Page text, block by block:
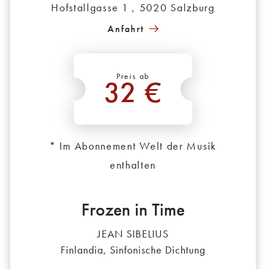
Hofstallgasse 1 , 5020 Salzburg
Anfahrt
Preis ab
32 €
*
* Im Abonnement Welt der Musik
enthalten
Frozen in Time
JEAN SIBELIUS
Finlandia, Sinfonische Dichtung